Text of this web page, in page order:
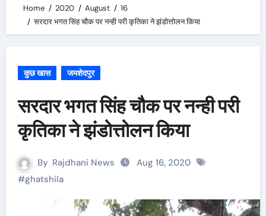
Home 2020 August
16
सरदार भगत सिंह चौक पर नन्ही परी कृतिका ने झंडोत्तोलन किया
कुछ खास जमशेदपुर
सरदार भगत सिंह चौक पर नन्ही परी
कृतिका ने झंडोत्तोलन किया
By Rajdhani News
Aug 16, 2020
#ghatshila